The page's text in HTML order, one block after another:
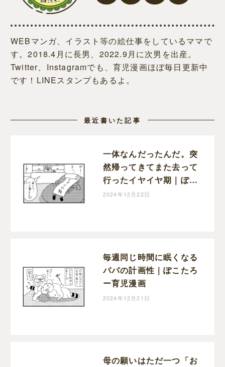
WEBマンガ、イラスト等の絵仕事をしているママで
す。2018.4月に長男、2022.9月に次男を出産。
Twitter、Instagramでも、育児漫画ほぼ毎日更新中
です！LINEスタンプもあるよ。
最近書いた記事
一体なんだったんだ。突
然帰ってきてまた去って
行ったイヤイヤ期｜ぽこ
たろー育児漫画
2024年12月22日
毎週同じ時間に眠くなる
パパの計画性｜ぽこたろ
ー育児漫画
2024年12月21日
母の願いはただ一つ「お